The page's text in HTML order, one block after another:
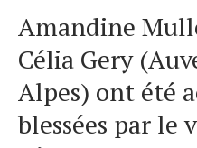
Amandine
Célia Gery
Alpes) ont été
blessées par le